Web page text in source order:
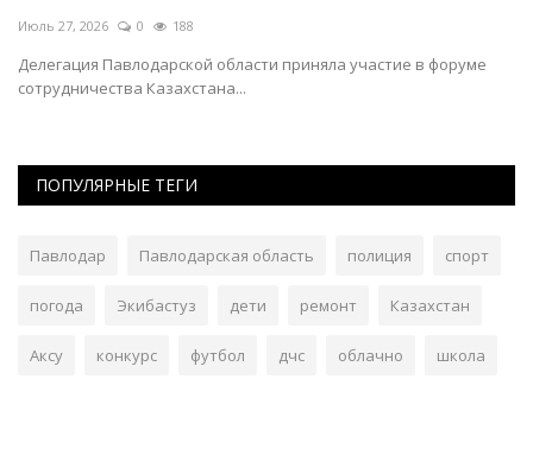
Июль 27, 2026 0 188
Делегация Павлодарской области приняла участие в форуме
сотрудничества Казахстана...
ПОПУЛЯРНЫЕ ТЕГИ
Павлодар Павлодарская область полиция спорт
погода Экибастуз дети ремонт Казахстан
Аксу конкурс футбол дчс облачно школа